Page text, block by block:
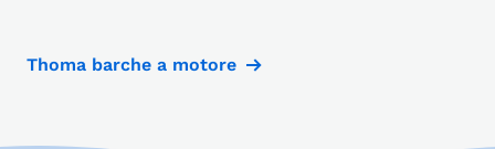
Thoma barche a motore